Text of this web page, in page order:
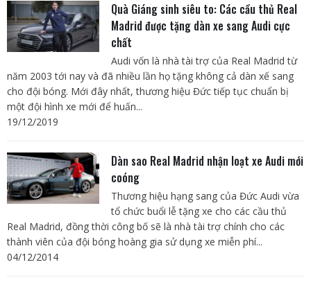
Quà Giáng sinh siêu to: Các cầu thủ Real
Madrid được tặng dàn xe sang Audi cực
chất
Audi vốn là nhà tài trợ của Real Madrid từ
năm 2003 tới nay và đã nhiều lần họ tặng không cả dàn xế sang
cho đội bóng. Mới đây nhất, thương hiệu Đức tiếp tục chuẩn bị
một đội hình xe mới để huấn...
19/12/2019
Dàn sao Real Madrid nhận loạt xe Audi mới
coóng
Thương hiệu hạng sang của Đức Audi vừa
tổ chức buổi lễ tặng xe cho các cầu thủ
Real Madrid, đồng thời công bố sẽ là nhà tài trợ chính cho các
thành viên của đội bóng hoàng gia sử dụng xe miễn phí...
04/12/2014